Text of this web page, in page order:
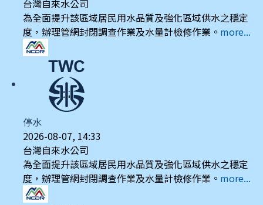
台灣自來水公司
為全面提升該區域居民用水品質及強化區域供水之穩定
度，辦理管網封閉調查作業及水量計檢修作業。 more...
停水
2026-08-07, 14:33
台灣自來水公司
為全面提升該區域居民用水品質及強化區域供水之穩定
度，辦理管網封閉調查作業及水量計檢修作業。 more...